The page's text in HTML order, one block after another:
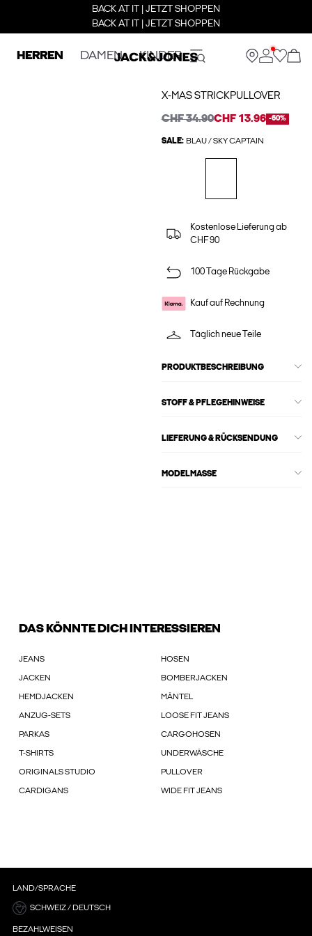
BACK AT IT | JETZT SHOPPEN
BACK AT IT | JETZT SHOPPEN
HERREN DAMEN KINDER
X-MAS STRICKPULLOVER
CHF 34.90CHF 13.96 -60%
SALE: BLAU / SKY CAPTAIN
Kostenlose Lieferung ab
CHF 90
100 Tage Rückgabe
Kauf auf Rechnung
Täglich neue Teile
PRODUKTBESCHREIBUNG
STOFF & PFLEGEHINWEISE
LIEFERUNG & RÜCKSENDUNG
MODELMASSE
DAS KÖNNTE DICH INTERESSIEREN
JEANS HOSEN
JACKEN BOMBERJACKEN
HEMDJACKEN MÄNTEL
ANZUG-SETS LOOSE FIT JEANS
PARKAS CARGOHOSEN
T-SHIRTS UNDERWÄSCHE
ORIGINALS STUDIO PULLOVER
CARDIGANS WIDE FIT JEANS
LAND/SPRACHE
SCHWEIZ / DEUTSCH
BEZAHLWEISEN